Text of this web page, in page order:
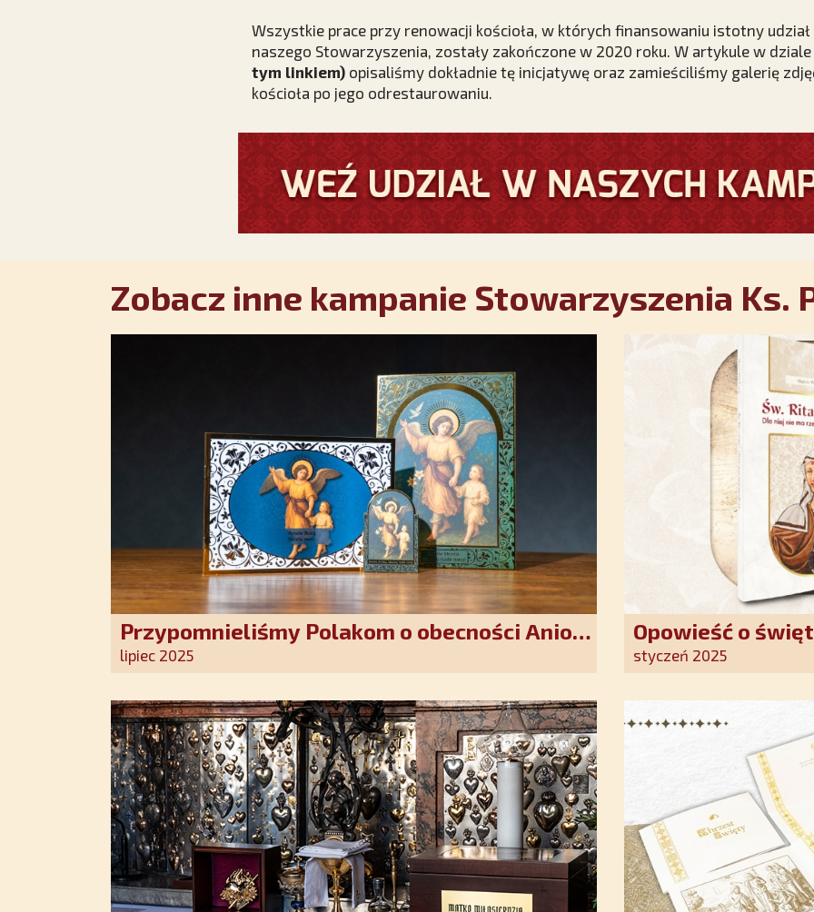
Wszystkie prace przy renowacji kościoła, w których finansowaniu istotny
naszego Stowarzyszenia, zostały zakończone w 2020 roku. W artykule w dziale
tym linkiem) opisaliśmy dokładnie tę inicjatywę oraz zamieściliśmy galerię
kościoła po jego odrestaurowaniu.
Zobacz inne kampanie Stowarzyszenia Ks.
Przypomnieliśmy Polakom o obecności Anioła
Stróża!
lipiec 2025
Opowieść o
oddania się
styczeń 2025